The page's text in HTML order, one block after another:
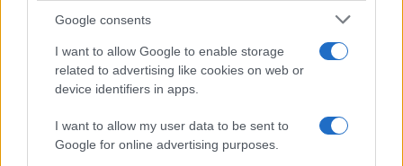
Google consents
I want to allow Google to enable storage
related to advertising like cookies on web or
device identifiers in apps.
I want to allow my user data to be sent to
Google for online advertising purposes.